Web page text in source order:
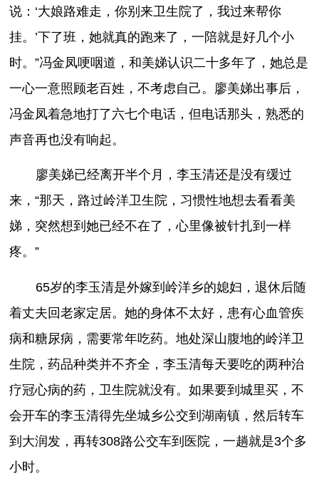
说：‘大娘路难走，你别来卫生院了，我过来帮你
挂。’下了班，她就真的跑来了，一陪就是好几个小
时。”冯金凤哽咽道，和美娣认识二十多年了，她总是
一心一意照顾老百姓，不考虑自己。廖美娣出事后，
冯金凤着急地打了六七个电话，但电话那头，熟悉的
声音再也没有响起。
廖美娣已经离开半个月，李玉清还是没有缓过
来，“那天，路过岭洋卫生院，习惯性地想去看看美
娣，突然想到她已经不在了，心里像被针扎到一样
疼。”
65岁的李玉清是外嫁到岭洋乡的媳妇，退休后随
着丈夫回老家定居。她的身体不太好，患有心血管疾
病和糖尿病，需要常年吃药。地处深山腹地的岭洋卫
生院，药品种类并不齐全，李玉清每天要吃的两种治
疗冠心病的药，卫生院就没有。如果要到城里买，不
会开车的李玉清得先坐城乡公交到湖南镇，然后转车
到大润发，再转308路公交车到医院，一趟就是3个多
小时。